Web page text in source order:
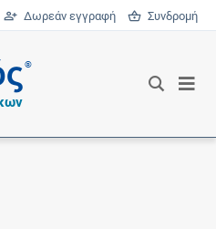
Δωρεάν εγγραφή Συνδρομή
®